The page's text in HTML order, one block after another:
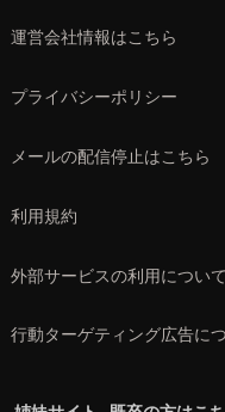
運営会社情報はこちら
プライバシーポリシー
メールの配信停止はこちら
利用規約
外部サービスの利用について
行動ターゲティング広告に